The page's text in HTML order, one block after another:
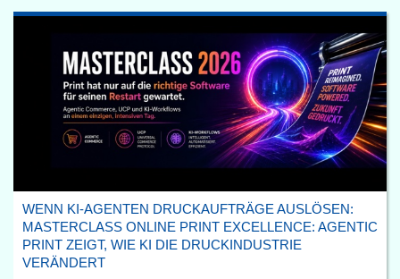
WENN KI-AGENTEN DRUCKAUFTRÄGE AUSLÖSEN:
MASTERCLASS ONLINE PRINT EXCELLENCE: AGENTIC
PRINT ZEIGT, WIE KI DIE DRUCKINDUSTRIE
VERÄNDERT